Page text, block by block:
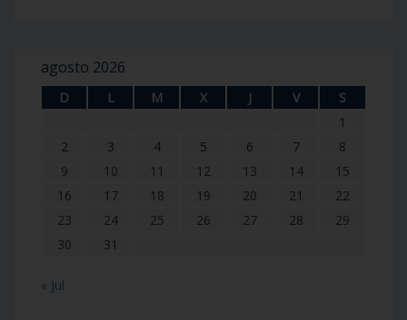
agosto 2026
D L M X J V
S
1
2
3 4 5 6 7
8
9
10 11 12 13 14
15
16
17 18 19 20 21
22
23
24 25 26 27 28
29
30
31
« Jul